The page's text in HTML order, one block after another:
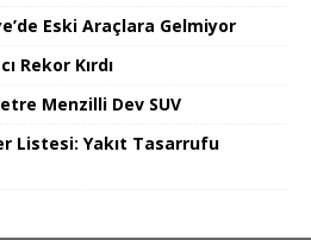
Eski Araçlara Gelmiyor
Rekor Kırdı
Menzilli Dev SUV
Listesi: Yakıt Tasarrufu